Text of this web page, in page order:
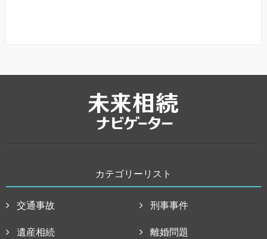
カテゴリーリスト
交通事故 刑事事件
遺産相続 離婚問題